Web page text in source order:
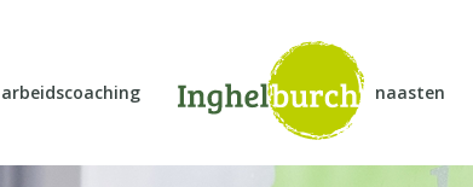
arbeidscoaching naasten